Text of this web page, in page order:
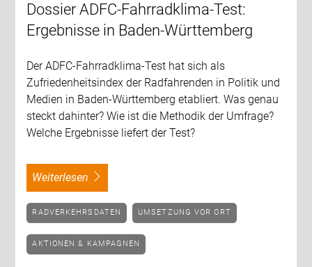
Dossier ADFC-Fahrradklima-Test:
Ergebnisse in Baden-Württemberg
Der ADFC-Fahrradklima-Test hat sich als
Zufriedenheitsindex der Radfahrenden in Politik und
Medien in Baden-Württemberg etabliert. Was genau
steckt dahinter? Wie ist die Methodik der Umfrage?
Welche Ergebnisse liefert der Test?
weiterlesen
RADVERKEHRSDATEN UMSETZUNG VOR ORT
AKTIONEN & KAMPAGNEN